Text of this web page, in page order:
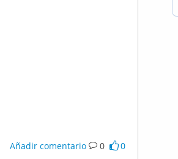
Añadir comentario 0 0